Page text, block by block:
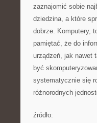
zaznajomić sobie
dziedzina, a które
dobrze. Komputery,
pamiętać, że do
urządzeń, jak nawet
być
systematycznie się
różnorodnych
źródło: